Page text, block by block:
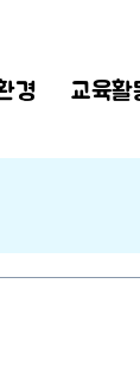
경 교육활